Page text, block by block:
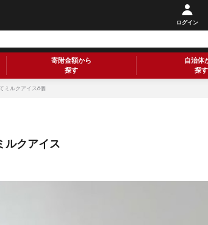
ログイン
寄附金額から
探す
自治体
探す
ミルクアイス6個
ルクアイス